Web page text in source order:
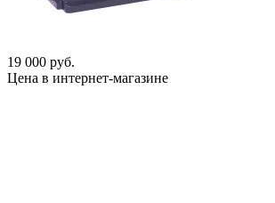
19 000 руб.
Цена в интернет-магазине